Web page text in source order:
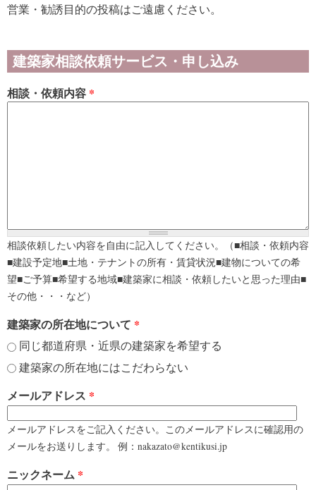
営業・勧誘目的の投稿はご遠慮ください。
建築家相談依頼サービス・申し込み
相談・依頼内容 *
相談依頼したい内容を自由に記入してください。（■相談・依頼内容
■建設予定地■土地・テナントの所有・賃貸状況■建物についての希
望■ご予算■希望する地域■建築家に相談・依頼したいと思った理由■
その他・・・など）
建築家の所在地について *
同じ都道府県・近県の建築家を希望する
建築家の所在地にはこだわらない
メールアドレス *
メールアドレスをご記入ください。このメールアドレスに確認用の
メールをお送りします。 例：nakazato@kentikusi.jp
ニックネーム *